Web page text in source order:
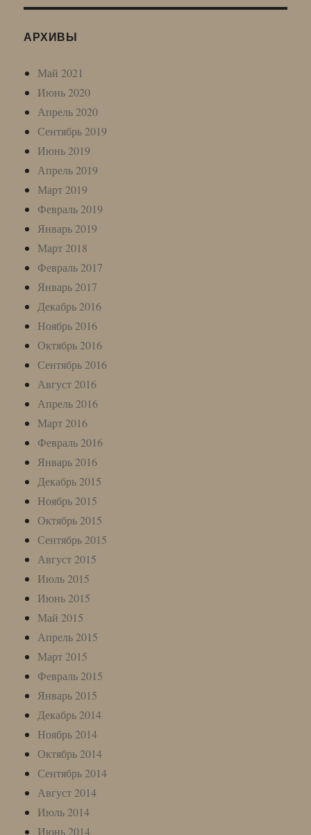
АРХИВЫ
Май 2021
Июнь 2020
Апрель 2020
Сентябрь 2019
Июнь 2019
Апрель 2019
Март 2019
Февраль 2019
Январь 2019
Март 2018
Февраль 2017
Январь 2017
Декабрь 2016
Ноябрь 2016
Октябрь 2016
Сентябрь 2016
Август 2016
Апрель 2016
Март 2016
Февраль 2016
Январь 2016
Декабрь 2015
Ноябрь 2015
Октябрь 2015
Сентябрь 2015
Август 2015
Июль 2015
Июнь 2015
Май 2015
Апрель 2015
Март 2015
Февраль 2015
Январь 2015
Декабрь 2014
Ноябрь 2014
Октябрь 2014
Сентябрь 2014
Август 2014
Июль 2014
Июнь 2014